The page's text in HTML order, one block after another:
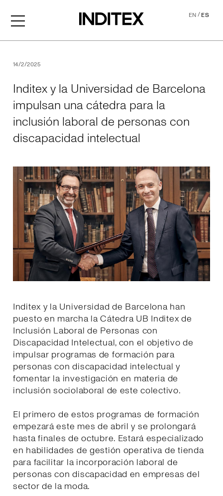
EN/ES
14/2/2025
Inditex y la Universidad de Barcelona
impulsan una cátedra para la
inclusión laboral de personas con
discapacidad intelectual
Inditex y la Universidad de Barcelona han
puesto en marcha la Cátedra UB Inditex de
Inclusión Laboral de Personas con
Discapacidad Intelectual, con el objetivo de
impulsar programas de formación para
personas con discapacidad intelectual y
fomentar la investigación en materia de
inclusión sociolaboral de este colectivo.
El primero de estos programas de formación
empezará este mes de abril y se prolongará
hasta finales de octubre. Estará especializado
en habilidades de gestión operativa de tienda
para facilitar la incorporación laboral de
personas con discapacidad en empresas del
sector de la moda.